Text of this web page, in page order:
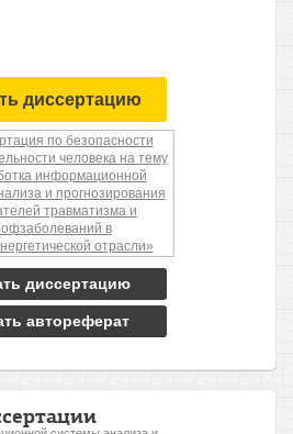
диссертацию
диссертацию
автореферат